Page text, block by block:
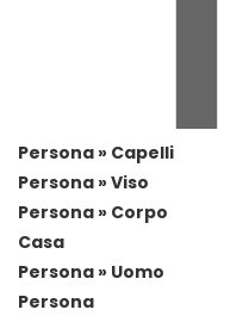
Persona » Capelli
Persona » Viso
Persona » Corpo
Casa
Persona » Uomo
Persona